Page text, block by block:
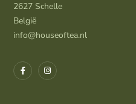
2627 Schelle
België
info@houseoftea.nl